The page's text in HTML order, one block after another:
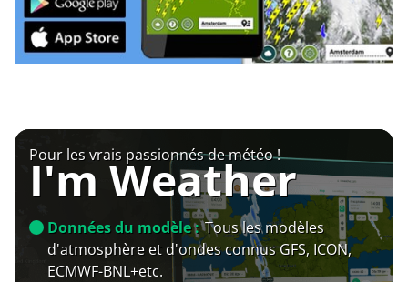
Pour les vrais passionnés de météo !
I'm Weather
Données du modèle : Tous les modèles
d'atmosphère et d'ondes connus GFS, ICON,
ECMWF-BNL+etc.